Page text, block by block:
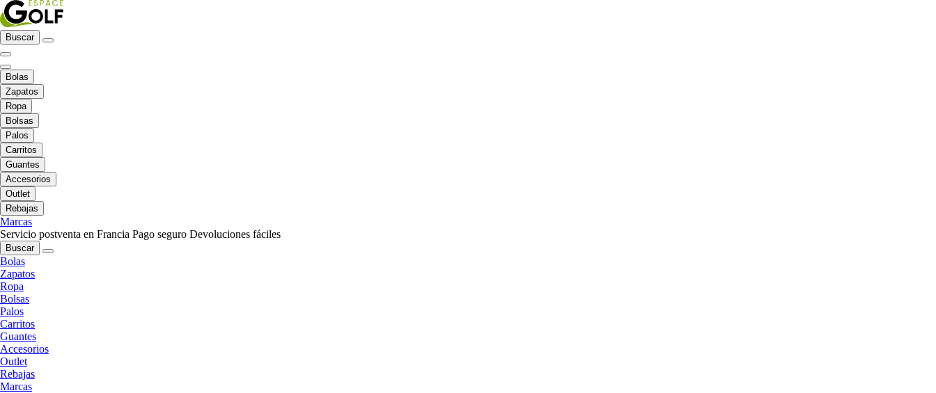
Buscar
Bolas
Zapatos
Ropa
Bolsas
Palos
Carritos
Guantes
Accesorios
Outlet
Rebajas
Marcas
Servicio postventa en Francia Pago seguro Devoluciones fáciles
Buscar
Bolas
Zapatos
Ropa
Bolsas
Palos
Carritos
Guantes
Accesorios
Outlet
Rebajas
Marcas